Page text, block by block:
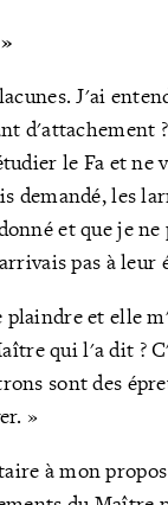
J'ai
d'attachement ?
le Fa et ne
demandé, les
et que je
pas à leur
et elle
qui l'a dit ?
sont des
»
à mon